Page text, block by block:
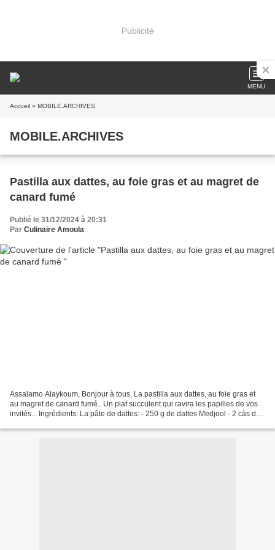
Publicité
MENU
Accueil » MOBILE.ARCHIVES
MOBILE.ARCHIVES
Pastilla aux dattes, au foie gras et au magret de
canard fumé
Publié le 31/12/2024 à 20:31
Par Culinaire Amoula
Assalamo Alaykoum, Bonjour à tous, La pastilla aux dattes, au foie gras et
au magret de canard fumé.. Un plat succulent qui ravira les papilles de vos
invités... Ingrédients: La pâte de dattes: - 250 g de dattes Medjool - 2 càs de